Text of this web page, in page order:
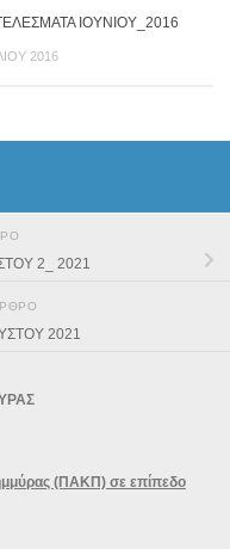
ΙΟΥΝΙΟΥ_2016
2016
2_ 2021
2021
(ΠΑΚΠ) σε επίπεδο